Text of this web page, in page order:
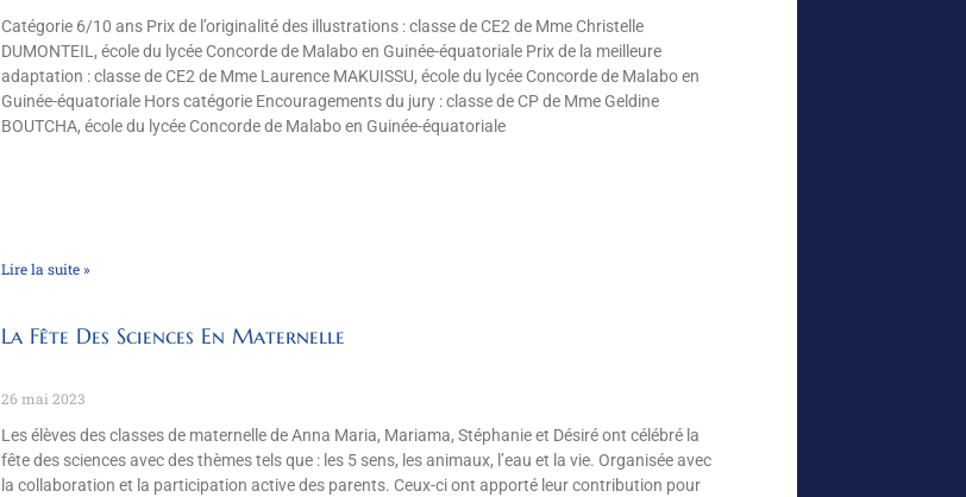
Catégorie 6/10 ans Prix de l’originalité des illustrations : classe de CE2 de Mme Christelle
DUMONTEIL, école du lycée Concorde de Malabo en Guinée-équatoriale Prix de la meilleure
adaptation : classe de CE2 de Mme Laurence MAKUISSU, école du lycée Concorde de Malabo en
Guinée-équatoriale Hors catégorie Encouragements du jury : classe de CP de Mme Geldine
BOUTCHA, école du lycée Concorde de Malabo en Guinée-équatoriale
Lire la suite »
La Fête Des Sciences En Maternelle
26 mai 2023
Les élèves des classes de maternelle de Anna Maria, Mariama, Stéphanie et Désiré ont célébré la
fête des sciences avec des thèmes tels que : les 5 sens, les animaux, l’eau et la vie. Organisée avec
la collaboration et la participation active des parents. Ceux-ci ont apporté leur contribution pour